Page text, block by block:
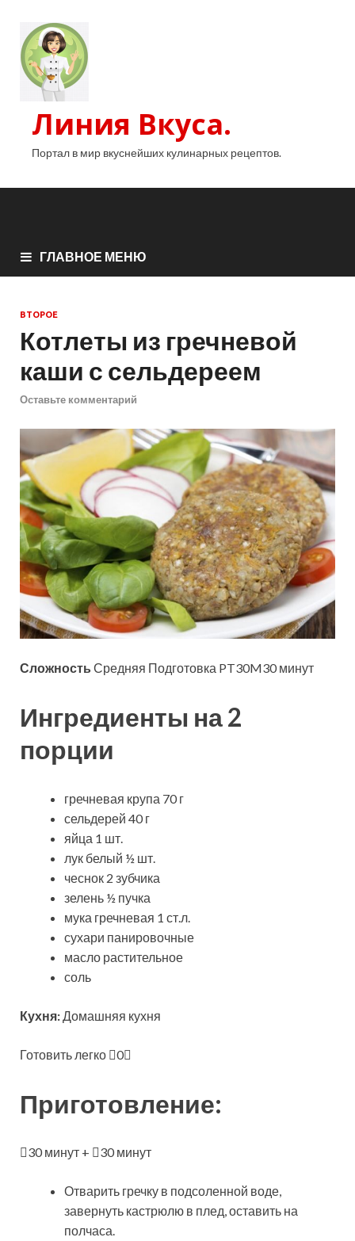
Линия Вкуса.
Портал в мир вкуснейших кулинарных рецептов.
ГЛАВНОЕ МЕНЮ
ВТОРОЕ
Котлеты из гречневой
каши с сельдереем
Оставьте комментарий
Сложность Средняя Подготовка PT30M30 минут
Ингредиенты на 2
порции
гречневая крупа 70 г
сельдерей 40 г
яйца 1 шт.
лук белый ½ шт.
чеснок 2 зубчика
зелень ½ пучка
мука гречневая 1 ст.л.
сухари панировочные
масло растительное
соль
Кухня: Домашняя кухня
Готовить легко 0
Приготовление:
30 минут + 30 минут
Отварить гречку в подсоленной воде,
завернуть кастрюлю в плед, оставить на
полчаса.